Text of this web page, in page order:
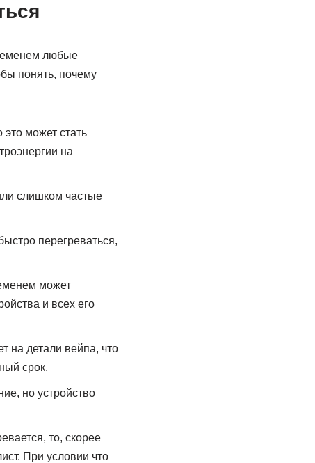
любые
понять, почему
может стать
на
слишком частые
перегреваться,
может
и всех его
на детали вейпа, что
срок.
но устройство
то, скорее
При условии что